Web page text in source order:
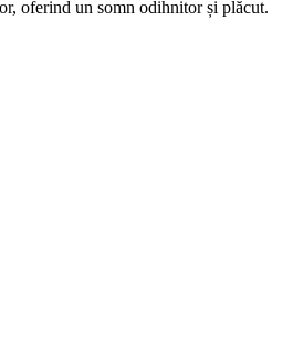
oferind un somn odihnitor și plăcut.